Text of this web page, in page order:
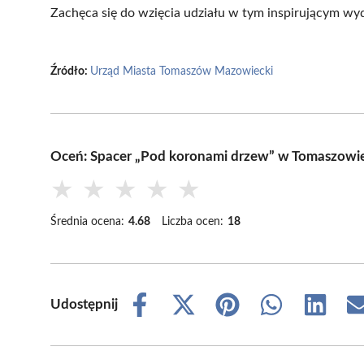
Zachęca się do wzięcia udziału w tym inspirującym
Źródło: Urząd Miasta Tomaszów Mazowiecki
Oceń: Spacer „Pod koronami drzew” w
★ ★ ★ ★ ★
Średnia ocena: 4.68 Liczba ocen: 18
Udostępnij
Share
Share
(Twitter)
Share
Share
Share